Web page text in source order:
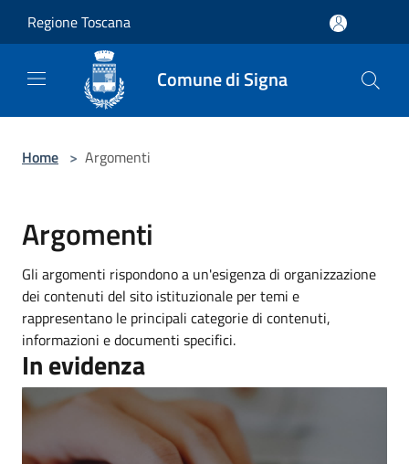
Regione Toscana
Comune di Signa
Home > Argomenti
Argomenti
Gli argomenti rispondono a un'esigenza di organizzazione
dei contenuti del sito istituzionale per temi e
rappresentano le principali categorie di contenuti,
informazioni e documenti specifici.
In evidenza